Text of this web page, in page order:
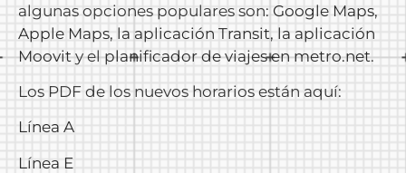
algunas opciones populares son: Google Maps,
Apple Maps, la aplicación Transit, la aplicación
Moovity elplanificador de viajes en metro.net.
Los PDF de los nuevos horarios están aquí:
Línea A
Línea E